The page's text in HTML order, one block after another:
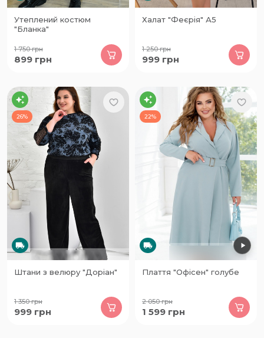
Утеплений костюм
"Бланка"
1 750грн
899 грн
Халат "Феєрія" А5
1 250грн
999 грн
26%
Штани з велюру "Доріан"
1 350грн
999 грн
22%
Плаття "Офісен" голубе
2 050грн
1 599 грн